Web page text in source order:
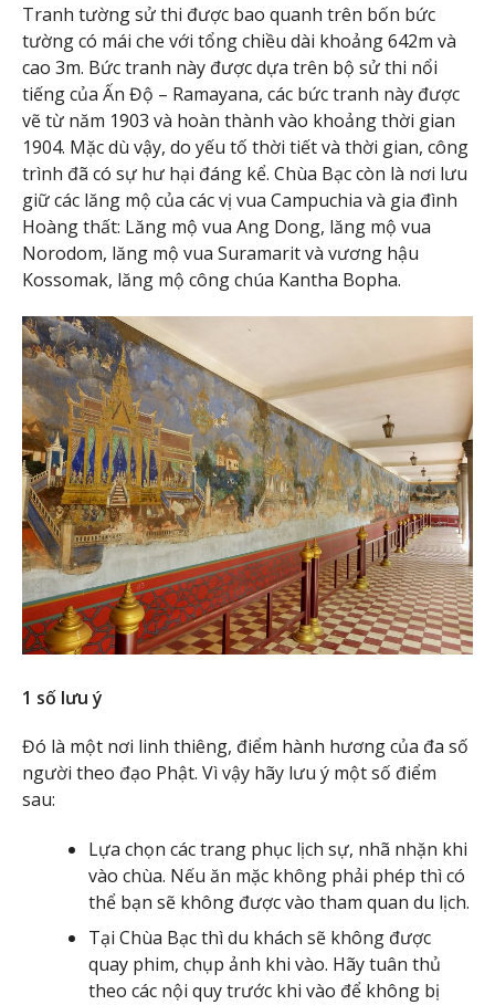
Tranh tường sử thi được bao quanh trên bốn bức
tường có mái che với tổng chiều dài khoảng 642m và
cao 3m. Bức tranh này được dựa trên bộ sử thi nổi
tiếng của Ấn Độ – Ramayana, các bức tranh này được
vẽ từ năm 1903 và hoàn thành vào khoảng thời gian
1904. Mặc dù vậy, do yếu tố thời tiết và thời gian, công
trình đã có sự hư hại đáng kể. Chùa Bạc còn là nơi lưu
giữ các lăng mộ của các vị vua Campuchia và gia đình
Hoàng thất: Lăng mộ vua Ang Dong, lăng mộ vua
Norodom, lăng mộ vua Suramarit và vương hậu
Kossomak, lăng mộ công chúa Kantha Bopha.
1 số lưu ý
Đó là một nơi linh thiêng, điểm hành hương của đa số
người theo đạo Phật. Vì vậy hãy lưu ý một số điểm
sau:
Lựa chọn các trang phục lịch sự, nhã nhặn khi
vào chùa. Nếu ăn mặc không phải phép thì có
thể bạn sẽ không được vào tham quan du lịch.
Tại Chùa Bạc thì du khách sẽ không được
quay phim, chụp ảnh khi vào. Hãy tuân thủ
theo các nội quy trước khi vào để không bị